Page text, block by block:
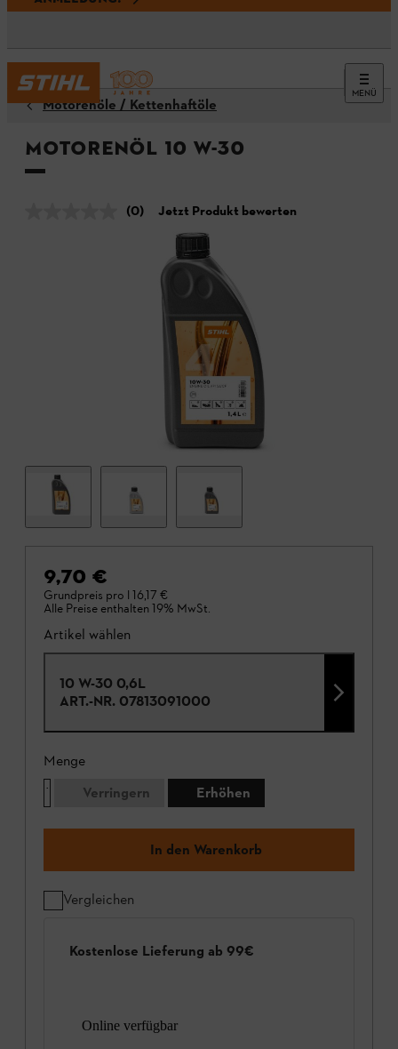
MENÜ
Motorenöle / Kettenhaftöle
Motorenöl 10 W-30
(0) Jetzt Produkt bewerten
9,70 €
Grundpreis pro l 16,17 €
Alle Preise enthalten 19% MwSt.
Artikel wählen
10 W-30 0,6L
ART.-NR. 07813091000
Menge
Verringern
Erhöhen
In den Warenkorb
Vergleichen
Kostenlose Lieferung ab 99€
Online verfügbar